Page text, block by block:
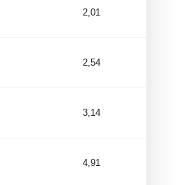
2,01
2,54
3,14
4,91